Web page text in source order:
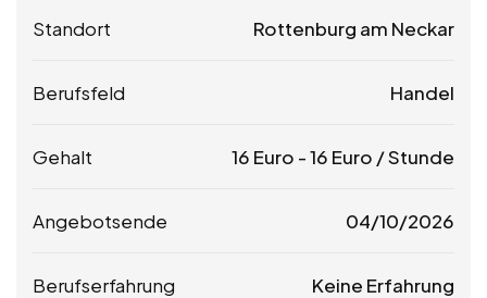
Standort Rottenburg am Neckar
Berufsfeld Handel
Gehalt 16 Euro -16 Euro / Stunde
Angebotsende 04/10/2026
Berufserfahrung Keine Erfahrung